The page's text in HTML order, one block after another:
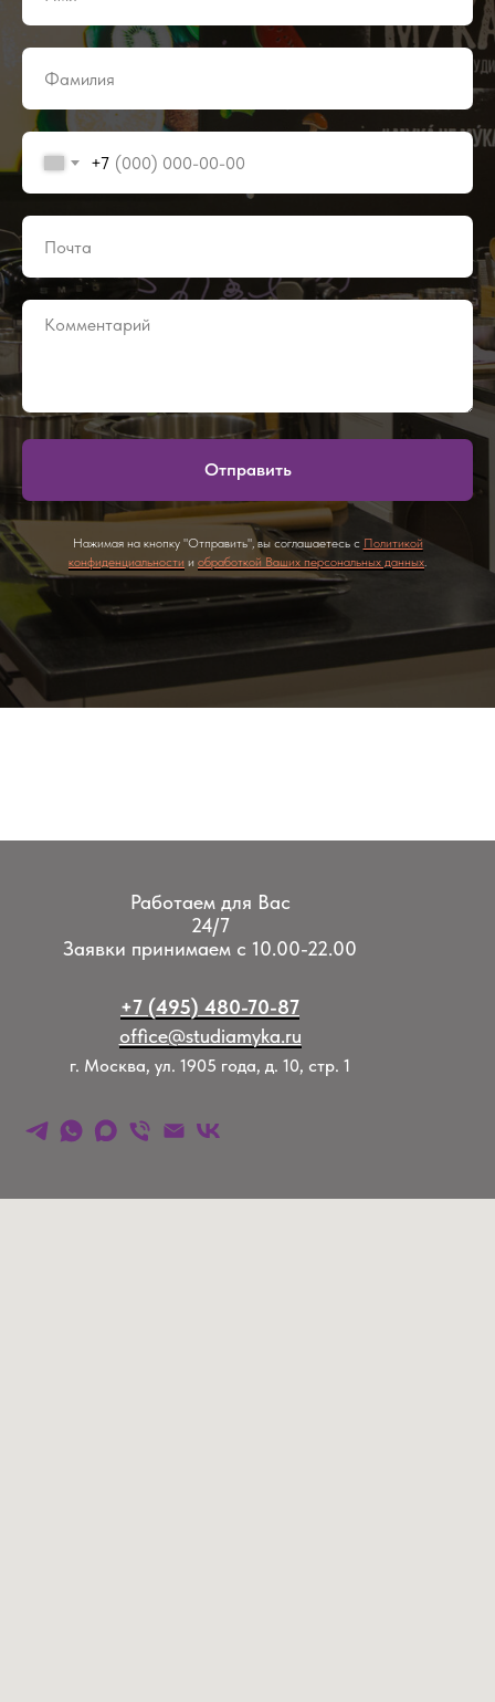
+7
Отправить
Нажимая на кнопку "Отправить", вы соглашаетесь с Политикой
конфиденциальности и обработкой Ваших персональных данных
Работаем для Вас
24/7
Заявки принимаем с 10.00-22.00
+7 (495) 480-70-87
office@studiamyka.ru
г. Москва, ул. 1905 года, д. 10, стр. 1